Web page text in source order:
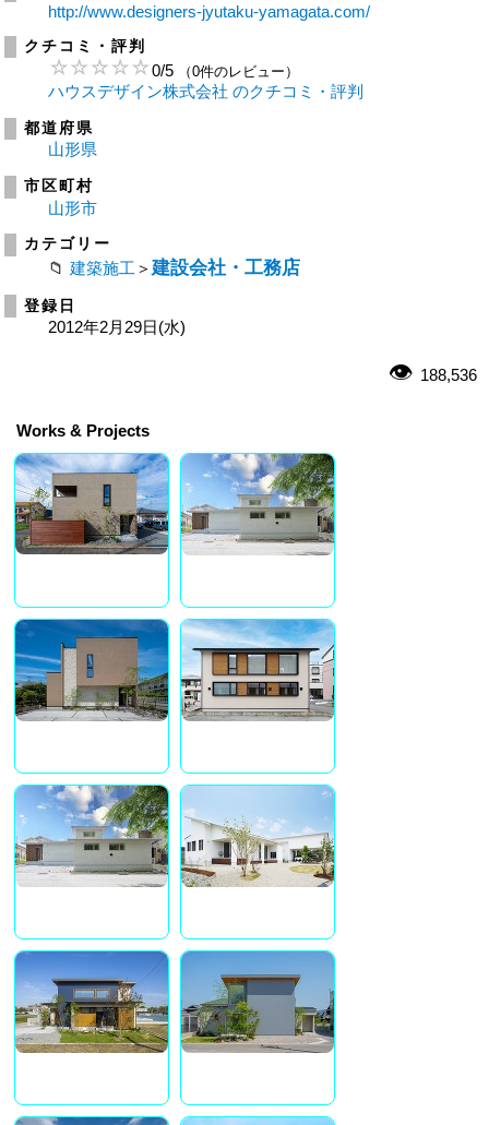
http://www.designers-jyutaku-yamagata.com/
クチコミ・評判
0/5 （0件のレビュー）
ハウスデザイン株式会社 のクチコミ・評判
都道府県
山形県
市区町村
山形市
カテゴリー
建築施工 ＞ 建設会社・工務店
登録日
2012年2月29日(水)
188,536
Works & Projects